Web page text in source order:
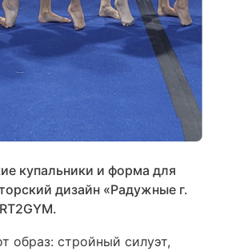
купальники и форма для
дизайн «Радужные г.
образ: стройный силуэт,